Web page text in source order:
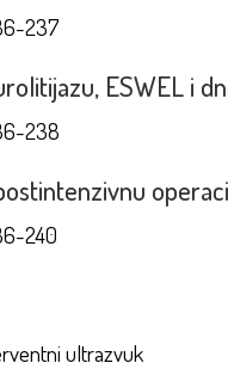
237
ESWEL i
238
240
ultrazvuk